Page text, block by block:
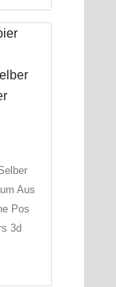
Aus
Pos
3d